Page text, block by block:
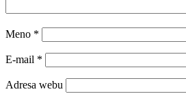
Meno *
E-mail *
Adresa webu